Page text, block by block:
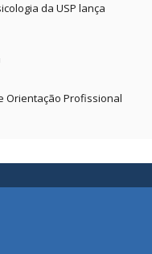
da USP lança
Orientação Profissional